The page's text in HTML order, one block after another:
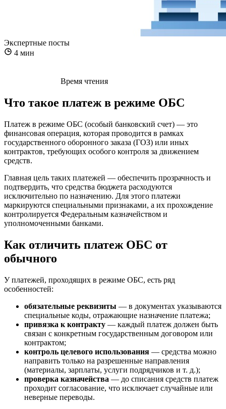
Экспертные посты
4 мин
Время чтения
Что такое платеж в режиме ОБС
Платеж в режиме ОБС (особый банковский счет) — это
финансовая операция, которая проводится в рамках
государственного оборонного заказа (ГОЗ) или иных
контрактов, требующих особого контроля за движением
средств.
Главная цель таких платежей — обеспечить прозрачность и
подтвердить, что средства бюджета расходуются
исключительно по назначению. Для этого платежи
маркируются специальными признаками, а их прохождение
контролируется Федеральным казначейством и
уполномоченными банками.
Как отличить платеж ОБС от
обычного
У платежей, проходящих в режиме ОБС, есть ряд
особенностей:
обязательные реквизиты — в документах указываются
специальные коды, отражающие назначение платежа;
привязка к контракту — каждый платеж должен быть
связан с конкретным государственным договором или
контрактом;
контроль целевого использования — средства можно
направить только на разрешенные направления
(материалы, зарплаты, услуги подрядчиков и т. д.);
проверка казначейства — до списания средств платеж
проходит согласование, что исключает случайные или
неверные переводы.